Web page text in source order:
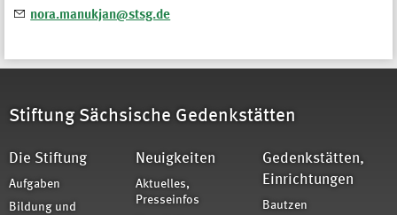
nora.manukjan@stsg.de
Stiftung Sächsische Gedenkstätten
Die Stiftung
Aufgaben
Bildung und
Neuigkeiten
Aktuelles,
Presseinfos
Gedenkstätten,
Einrichtungen
Bautzen